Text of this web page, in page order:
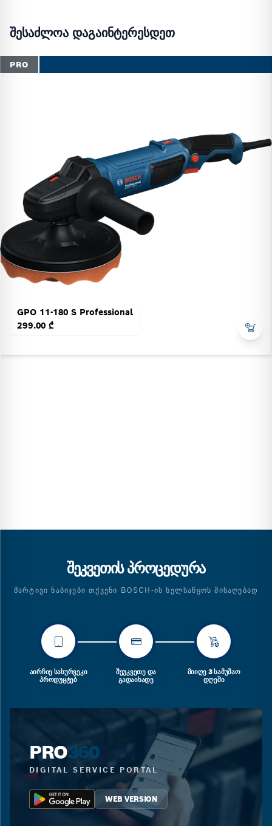
შესაძლოა დაგაინტერესდეთ
PRO
GPO 11-180 S Professional
299.00 ₾
ᲨᲔᲙᲕᲔᲗᲘᲡ ᲞᲠᲝᲪᲔᲓᲣᲠᲐ
ᲛᲐᲠᲢᲘᲕᲘ ᲜᲐᲑᲘᲯᲔᲑᲘ ᲗᲥᲕᲔᲜᲘ BOSCH-ᲘᲡ ᲮᲔᲚᲡᲐᲬᲧᲝᲡ ᲛᲘᲡᲐᲦᲔᲑᲐᲓ
ᲐᲘᲠᲩᲘᲔ ᲡᲐᲡᲣᲠᲕᲔᲙᲘ
ᲞᲠᲝᲓᲣᲪᲢᲔᲑ
ᲨᲔᲣᲙᲕᲔᲗᲔ ᲓᲐ
ᲒᲐᲓᲐᲘᲮᲐᲓᲔ
ᲛᲘᲘᲦᲔ 3 ᲡᲐᲛᲣᲨᲐᲝ
ᲓᲦᲔᲨᲘ
PRO360
DIGITAL SERVICE PORTAL
WEB VERSION